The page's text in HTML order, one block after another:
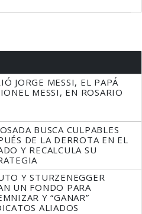
JORGE MESSI, EL PAPÁ
MESSI, EN ROSARIO
BUSCA CULPABLES
DE LA DERROTA EN EL
Y RECALCULA SU
Y STURZENEGGER
UN FONDO PARA
Y “GANAR”
ALIADOS